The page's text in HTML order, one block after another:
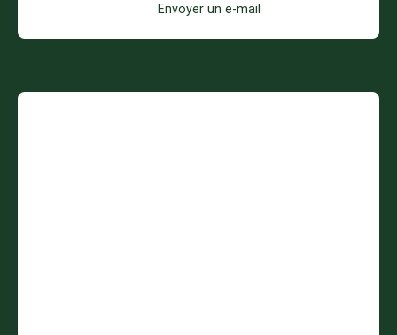
Envoyer un e-mail